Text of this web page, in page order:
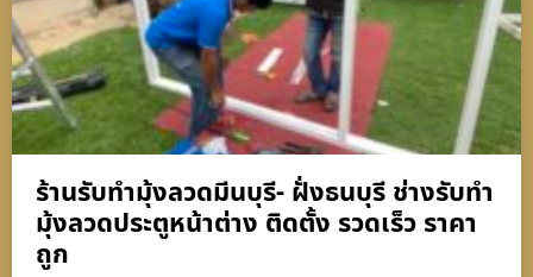
ร้านรับทำมุ้งลวดมีนบุรี- ฝั่งธนบุรี ช่างรับทำ
มุ้งลวดประตูหน้าต่าง ติดตั้ง รวดเร็ว ราคา
ถูก